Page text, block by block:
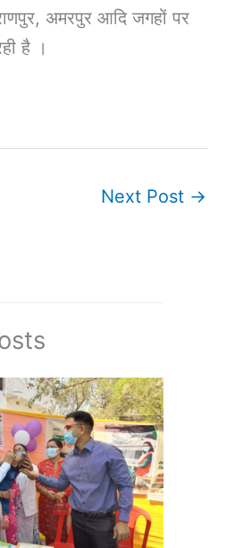
अमरपुर आदि जगहों पर
है ।
Next Post →